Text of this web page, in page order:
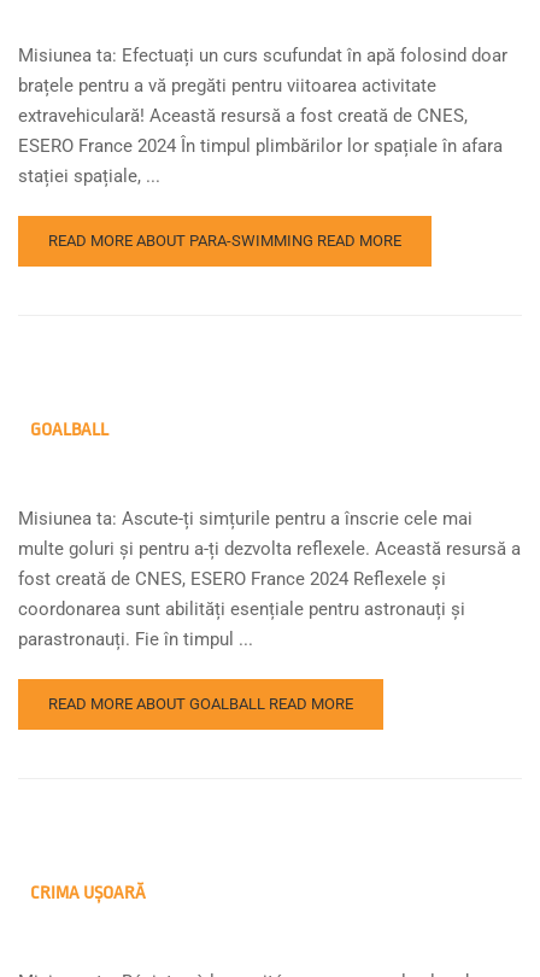
Misiunea ta: Efectuați un curs scufundat în apă folosind doar
brațele pentru a vă pregăti pentru viitoarea activitate
extravehiculară! Această resursă a fost creată de CNES,
ESERO France 2024 În timpul plimbărilor lor spațiale în afara
stației spațiale, ...
READ MORE ABOUT PARA-SWIMMING READ MORE
GOALBALL
Misiunea ta: Ascute-ți simțurile pentru a înscrie cele mai
multe goluri și pentru a-ți dezvolta reflexele. Această resursă a
fost creată de CNES, ESERO France 2024 Reflexele și
coordonarea sunt abilități esențiale pentru astronauți și
parastronauți. Fie în timpul ...
READ MORE ABOUT GOALBALL READ MORE
CRIMA UȘOARĂ